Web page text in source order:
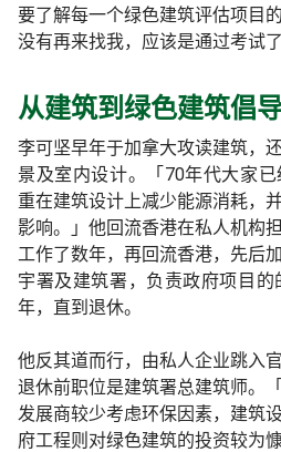
要了解每一个绿色建筑评估项目
没有再来找我，应该是通过考试了
从建筑到绿色建筑倡
李可坚早年于加拿大攻读建筑，
景及室内设计。「70年代大家
重在建筑设计上减少能源消耗，
影响。」他回流香港在私人机构
工作了数年，再回流香港，先后
宇署及建筑署，负责政府项目
年，直到退休。
他反其道而行，由私人企业跳入
退休前职位是建筑署总建筑师。
发展商较少考虑环保因素，建筑
府工程则对绿色建筑的投资较为